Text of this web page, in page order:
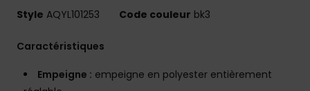
Style AQYL101253 Code couleur bk3
Caractéristiques
Empeigne : empeigne en polyester entièrement